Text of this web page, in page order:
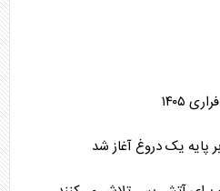
۱۴۰۵
پایه یک دروغ آغاز شد